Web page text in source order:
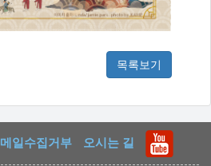
목록보기
일수집거부 오시는 길